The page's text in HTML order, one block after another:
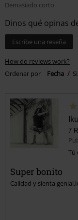
Demasiado corto
Dinos qué opinas
Escribe una reseña
How do reviews work?
Ordenar por
Fecha
7
Tú
Super bonito
Calidad y sienta